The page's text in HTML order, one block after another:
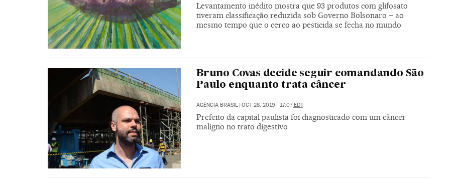
Levantamento inédito mostra que 93 produtos com glifosato
tiveram classificação reduzida sob Governo Bolsonaro – ao
mesmo tempo que o cerco ao pesticida se fecha no mundo
Bruno Covas decide seguir comandando São
Paulo enquanto trata câncer
AGÊNCIA BRASIL | OCT 28, 2019 - 17:07EDT
Prefeito da capital paulista foi diagnosticado com um câncer
maligno no trato digestivo